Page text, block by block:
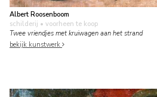
Albert Roosenboom
schilderij • voorheen te koop
Twee vriendjes met kruiwagen aan het strand
bekijk kunstwerk